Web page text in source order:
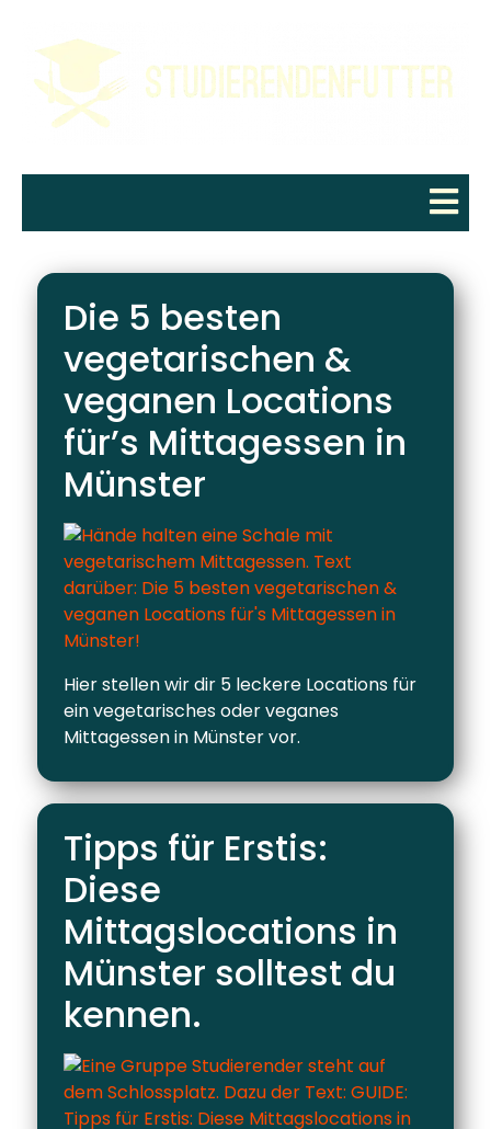
Die 5 besten
vegetarischen &
veganen Locations
für’s Mittagessen in
Münster
Hier stellen wir dir 5 leckere Locations für
ein vegetarisches oder veganes
Mittagessen in Münster vor.
Tipps für Erstis:
Diese
Mittagslocations in
Münster solltest du
kennen.